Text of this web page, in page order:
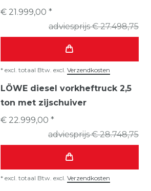
adviesprijs € 27.498,75
€ 21.999,00 *
* excl. totaal Btw. excl. Verzendkosten
LÖWE diesel vorkheftruck 2,5
ton met zijschuiver
adviesprijs € 28.748,75
€ 22.999,00 *
* excl. totaal Btw. excl. Verzendkosten